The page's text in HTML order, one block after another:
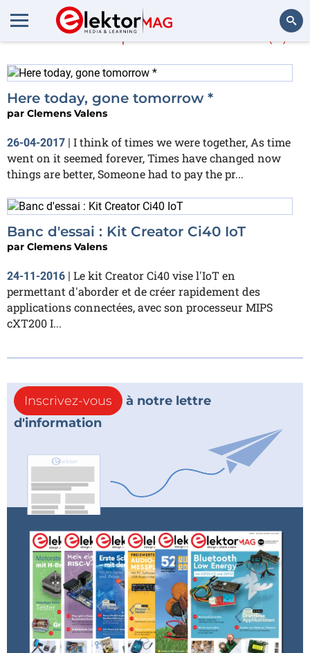
En savoir plus sur (2)
Here today, gone tomorrow *
par Clemens Valens
26-04-2017 | I think of times we were together, As time
went on it seemed forever, Times have changed now
things are better, Someone had to pay the pr...
Banc d'essai : Kit Creator Ci40 IoT
par Clemens Valens
24-11-2016 | Le kit Creator Ci40 vise l'IoT en
permettant d'aborder et de créer rapidement des
applications connectées, avec son processeur MIPS
cXT200 I...
Inscrivez-vous
à notre lettre
d'information